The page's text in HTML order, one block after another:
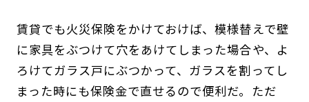
賃貸でも火災保険をかけておけば、模様替えで壁
に家具をぶつけて穴をあけてしまった場合や、よ
ろけてガラス戸にぶつかって、ガラスを割ってし
まった時にも保険金で直せるので便利だ。ただ